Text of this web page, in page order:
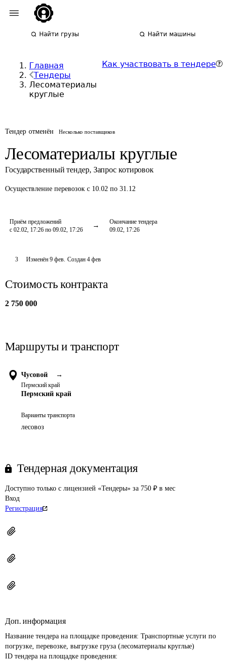
Найти грузы Найти машины
Главная
Тендеры
Лесоматериалы
круглые
Как участвовать в тендере
Тендер отменён Несколько поставщиков
Лесоматериалы круглые
Государственный тендер, Запрос котировок
Осуществление перевозок с 10.02 по 31.12
Приём предложений
с 02.02, 17:26 по 09.02, 17:26
Окончание тендера
09.02, 17:26
3 Изменён 9 фев. Создан 4 фев
Стоимость контракта
2 750 000
Маршруты и транспорт
Чусовой →
Пермский край
Пермский край
Варианты транспорта
лесовоз
Тендерная документация
Доступно только с лицензией «Тендеры» за 750 ₽ в мес
Вход
Регистрация
Доп. информация
Название тендера на площадке проведения: Транспортные услуги по
погрузке, перевозке, выгрузке груза (лесоматериалы круглые)
ID тендера на площадке проведения: